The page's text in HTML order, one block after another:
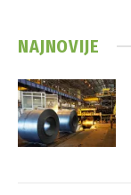
NAJNOVIJE